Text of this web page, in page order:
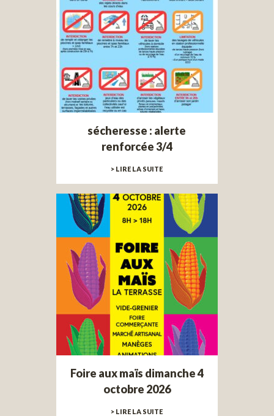
sécheresse : alerte
renforcée 3/4
> LIRE LA SUITE
Foire aux maïs dimanche 4
octobre 2026
> LIRE LA SUITE